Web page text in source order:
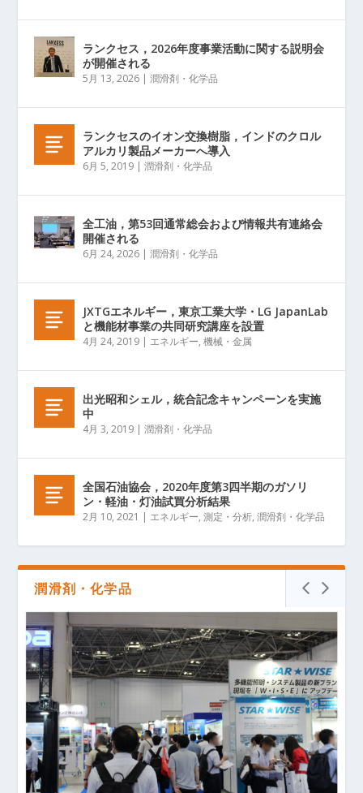
ランクセス，2026年度事業活動に関する説明会
が開催される
5月 13, 2026 |潤滑剤・化学品
ランクセスのイオン交換樹脂，インドのクロル
アルカリ製品メーカーへ導入
6月 5, 2019 |潤滑剤・化学品
全工油，第53回通常総会および情報共有連絡会
開催される
6月 24, 2026 |潤滑剤・化学品
JXTGエネルギー，東京工業大学・LG JapanLab
と機能材事業の共同研究講座を設置
4月 24, 2019 | エネルギー,機械・金属
出光昭和シェル，統合記念キャンペーンを実施
中
4月 3, 2019 |潤滑剤・化学品
全国石油協会，2020年度第3四半期のガソリ
ン・軽油・灯油試買分析結果
2月 10, 2021 | エネルギー,測定・分析,潤滑剤・化学品
潤滑剤・化学品